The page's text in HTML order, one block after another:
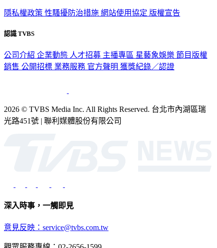
隱私權政策 性騷擾防治措施 網站使用協定 版權宣告
認識 TVBS
公司介紹 企業動態 人才招募 主播專區 星藝象娛樂 節目版權
銷售 公開招標 業務服務 官方聲明 獲獎紀錄／認證
2026 © TVBS Media Inc. All Rights Reserved. 台北市內湖區瑞
光路451號 | 聯利媒體股份有限公司
深入時事，一觸即見
意見反映：service@tvbs.com.tw